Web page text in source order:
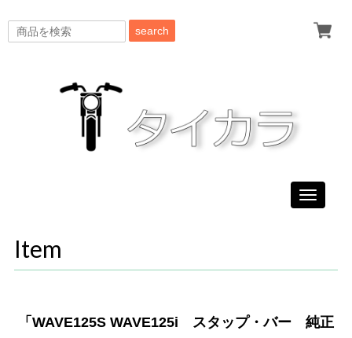
search
Toggle
Item
「WAVE125S WAVE125i スタップ・バー 純正